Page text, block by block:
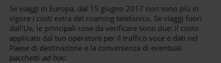
Se viaggi in Europa, dal 15 giugno 2017 non sono più in
vigore i costi extra del roaming telefonico. Se viaggi fuori
dall’Ue, le principali cose da verificare sono due: il costo
applicato dal tuo operatore per il traffico voce e dati nel
Paese di destinazione e la convenienza di eventuali
pacchetti ad hoc.